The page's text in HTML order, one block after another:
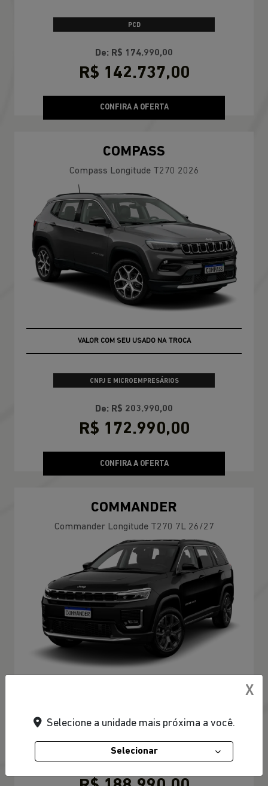
PCD
De: R$ 174.990,00
R$ 142.737,00
CONFIRA A OFERTA
COMPASS
Compass Longitude T270 2026
VALOR COM SEU USADO NA TROCA
CNPJ E MICROEMPRESÁRIOS
De: R$ 203.990,00
R$ 172.990,00
CONFIRA A OFERTA
COMMANDER
Commander Longitude T270 7L 26/27
X
Selecione a unidade mais próxima a você.
Selecionar